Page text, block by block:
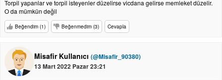
Torpil yapanlar ve torpil isteyenler düzelirse vicdana gelirse memleket düzelir.
O da mümkün değil
Beğendim (1) Beğenmedim (3) Cevapla
Misafir Kullanıcı (@Misafir_90380)
13 Mart 2022 Pazar 23:21